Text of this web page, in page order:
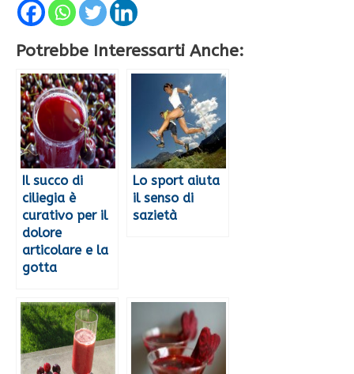
Potrebbe Interessarti Anche:
Il succo di
ciliegia è
curativo per il
dolore
articolare e la
gotta
Lo sport aiuta
il senso di
sazietà